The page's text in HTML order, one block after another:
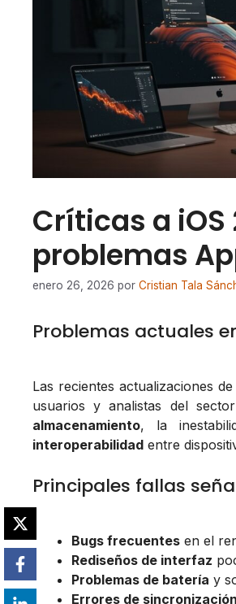
Críticas a iOS
problemas
enero 26, 2026 por Cristian Tala
Problemas actuales
Las recientes actualizaciones de
usuarios y analistas del
almacenamiento, la
interoperabilidad entre
Principales fallas
Bugs frecuentes en el
Rediseños de interfaz
Problemas de batería y
Errores de sincronización